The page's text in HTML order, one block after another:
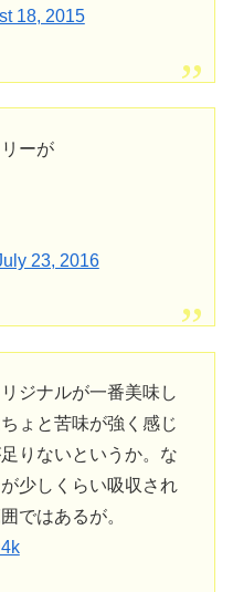
18, 2015
ーが
23, 2016
ジナルが一番美味し
ょと苦味が強く感じ
りないというか。な
少しくらい吸収され
ではあるが。